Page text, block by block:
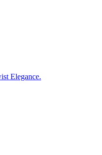
Elegance.